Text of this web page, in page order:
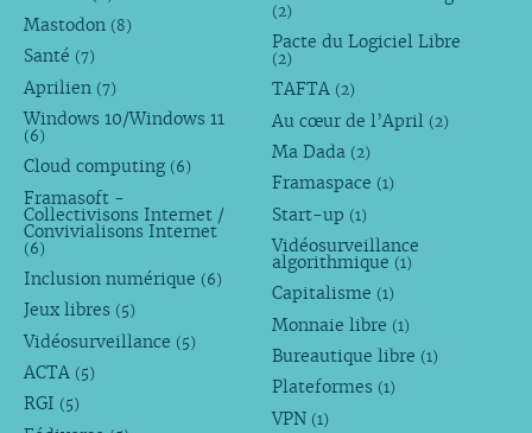
Mastodon (8)
Santé (7)
Aprilien (7)
Windows 10/Windows 11
(6)
Cloud computing (6)
Framasoft -
Collectivisons Internet /
Convivialisons Internet
(6)
Inclusion numérique (6)
Jeux libres (5)
Vidéosurveillance (5)
ACTA (5)
RGI (5)
(2)
Pacte du Logiciel Libre
(2)
TAFTA (2)
Au cœur de l’April (2)
Ma Dada (2)
Framaspace (1)
Start-up (1)
Vidéosurveillance
algorithmique (1)
Capitalisme (1)
Monnaie libre (1)
Bureautique libre (1)
Plateformes (1)
VPN (1)